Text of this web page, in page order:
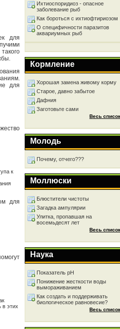
для
для
к
для
в этих
Ихтиоспоридиоз - опасное
заболевание рыб
Как бороться с ихтиофтириозом
О специфичности паразитов
аквариумных рыб
Кормление
Хорошая замена живому корму
Старое, давно забытое
Дафния
Заготовьте сами
Весь список
Молодь
Почему, отчего???
Моллюски
Блюстители чистоты
Загадка ампулярии
Улитка, пропавшая на
восемьдесят лет
Весь список
Наука
Показатель рН
Понижение жесткоcти воды
вымораживанием
Как создать и поддерживать
биологическое равновесие?
Весь список